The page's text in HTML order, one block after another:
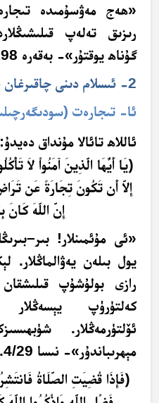
«ھەج مەۋسۇمىدە
رىزىق تەلەپ
گۇناھ يوقتۇر»- بەقەرە 2/198.
2- ئىسلام
دىنى چاقىرغان
ئا- تىجارەت
ئاللاھ تائالا مۇنداق دەيدۇ:
﴿ياأَيُّهَا الَّذِين َآمنوا لا تَأْكل
إِلا َّأَن تكون تجارَةً عن ترا
إِن اللّهَ كان ب
«ئى مۇئمىنلار!
يول بىلەن يەۋالماڭلار.
رازى بولۇشۇپ
كەلتۈرۈپ يېسەڭلار
ئۆلتۈرمەڭلار.
مېھرىباندۇر»- نىسا 4/29.
﴿فَإِذَا قُضِيَتِ الصَّلَاةُ